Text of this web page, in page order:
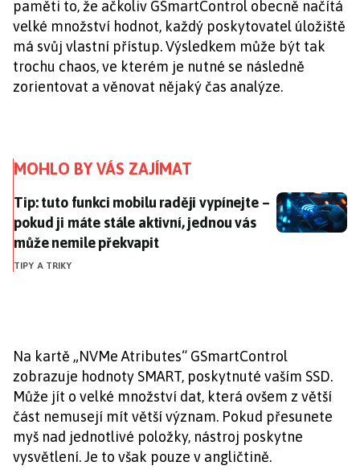
paměti to, že ačkoliv GSmartControl obecně načítá
velké množství hodnot, každý poskytovatel úložiště
má svůj vlastní přístup. Výsledkem může být tak
trochu chaos, ve kterém je nutné se následně
zorientovat a věnovat nějaký čas analýze.
MOHLO BY VÁS ZAJÍMAT
Tip: tuto funkci mobilu raději vypínejte – pokud ji
Tip: tuto funkci mobilu raději vypínejte –
pokud ji máte stále aktivní, jednou vás
může nemile překvapit
TIPY A TRIKY
Na kartě „NVMe Atributes“ GSmartControl
zobrazuje hodnoty SMART, poskytnuté vaším SSD.
Může jít o velké množství dat, která ovšem z větší
část nemusejí mít větší význam. Pokud přesunete
myš nad jednotlivé položky, nástroj poskytne
vysvětlení. Je to však pouze v angličtině.